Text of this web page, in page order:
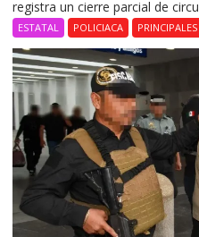
registra un cierre parcial de
ESTATAL POLICIACA PRINCIPALES